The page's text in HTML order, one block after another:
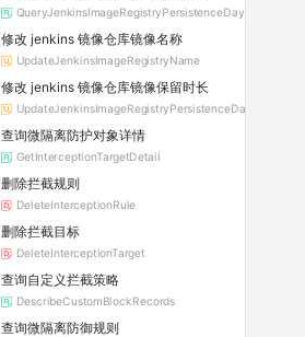
QueryJenkinsImageRegistryPersistenceDay
修改 jenkins 镜像仓库镜像名称
UpdateJenkinsImageRegistryName
修改 jenkins 镜像仓库镜像保留时长
UpdateJenkinsImageRegistryPersistenceDay
查询微隔离防护对象详情
GetInterceptionTargetDetail
删除拦截规则
DeleteInterceptionRule
删除拦截目标
DeleteInterceptionTarget
查询自定义拦截策略
DescribeCustomBlockRecords
查询微隔离防御规则